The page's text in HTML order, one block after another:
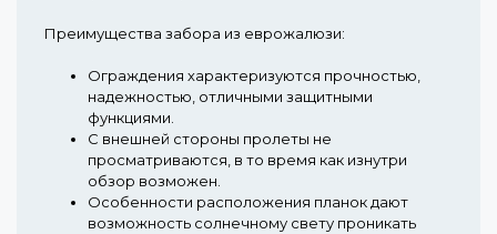
Преимущества забора из еврожалюзи:
Ограждения характеризуются прочностью,
надежностью, отличными защитными
функциями.
С внешней стороны пролеты не
просматриваются, в то время как изнутри
обзор возможен.
Особенности расположения планок дают
возможность солнечному свету проникать